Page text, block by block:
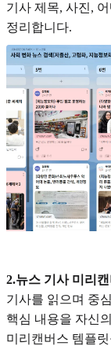
기사 제목, 사진,
정리합니다.
2.뉴스 기사 미리
기사를 읽으며 중
핵심 내용을 자신
미리캔버스 템플